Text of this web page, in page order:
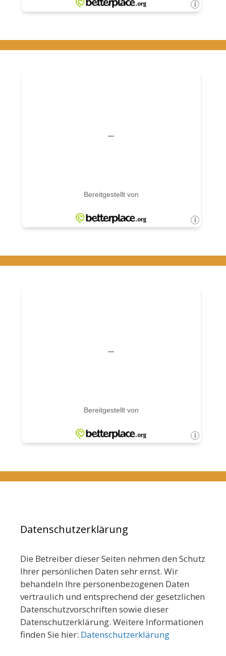
Datenschutzerklärung
Die Betreiber dieser Seiten nehmen den Schutz
Ihrer persönlichen Daten sehr ernst. Wir
behandeln Ihre personenbezogenen Daten
vertraulich und entsprechend der gesetzlichen
Datenschutzvorschriften sowie dieser
Datenschutzerklärung. Weitere Informationen
finden Sie hier: Datenschutzerklärung